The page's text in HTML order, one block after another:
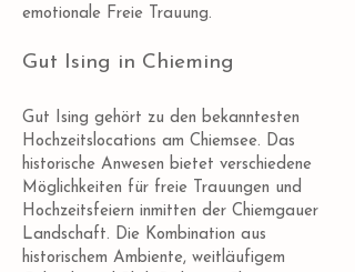
emotionale Freie Trauung.
Gut Ising in Chieming
Gut Ising gehört zu den bekanntesten
Hochzeitslocations am Chiemsee. Das
historische Anwesen bietet verschiedene
Möglichkeiten für freie Trauungen und
Hochzeitsfeiern inmitten der Chiemgauer
Landschaft. Die Kombination aus
historischem Ambiente, weitläufigem